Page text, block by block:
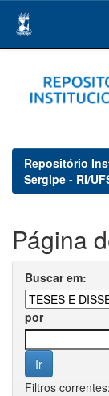
navigation
Repositório
Sergipe - RI/
Página
Buscar em:
por
Filtros correntes: